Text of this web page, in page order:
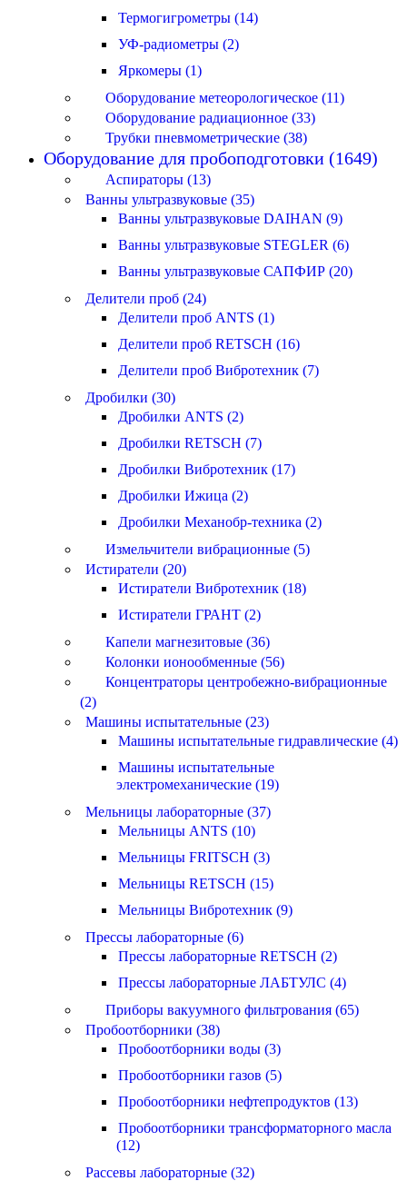
Термогигрометры (14)
УФ-радиометры (2)
Яркомеры (1)
Оборудование метеорологическое (11)
Оборудование радиационное (33)
Трубки пневмометрические (38)
Оборудование для пробоподготовки (1649)
Аспираторы (13)
Ванны ультразвуковые (35)
Ванны ультразвуковые DAIHAN (9)
Ванны ультразвуковые STEGLER (6)
Ванны ультразвуковые САПФИР (20)
Делители проб (24)
Делители проб ANTS (1)
Делители проб RETSCH (16)
Делители проб Вибротехник (7)
Дробилки (30)
Дробилки ANTS (2)
Дробилки RETSCH (7)
Дробилки Вибротехник (17)
Дробилки Ижица (2)
Дробилки Механобр-техника (2)
Измельчители вибрационные (5)
Истиратели (20)
Истиратели Вибротехник (18)
Истиратели ГРАНТ (2)
Капели магнезитовые (36)
Колонки ионообменные (56)
Концентраторы центробежно-вибрационные
(2)
Машины испытательные (23)
Машины испытательные гидравлические (4)
Машины испытательные
электромеханические (19)
Мельницы лабораторные (37)
Мельницы ANTS (10)
Мельницы FRITSCH (3)
Мельницы RETSCH (15)
Мельницы Вибротехник (9)
Прессы лабораторные (6)
Прессы лабораторные RETSCH (2)
Прессы лабораторные ЛАБТУЛС (4)
Приборы вакуумного фильтрования (65)
Пробоотборники (38)
Пробоотборники воды (3)
Пробоотборники газов (5)
Пробоотборники нефтепродуктов (13)
Пробоотборники трансформаторного масла
(12)
Рассевы лабораторные (32)